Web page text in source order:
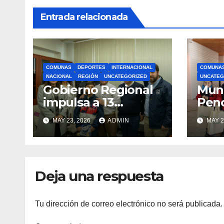
Entrada relacionada
COMUNAS DEPORTES
INTERNACIONAL
NACIONAL
REGIÓN UNCATEGORIZED
Gobierno Regional
impulsa a 13
deportistas que
llevarán la bandera
maulina a
MAY 23, 2026 ADMIN MAY
Deja una respuesta
Tu dirección de correo electrónico no será publicada.